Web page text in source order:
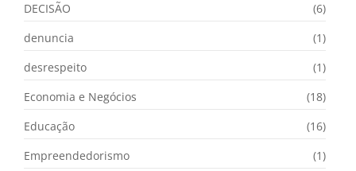
DECISÃO
(6)
denuncia
(1)
desrespeito
(1)
Economia e Negócios
(18)
Educação
(16)
Empreendedorismo
(1)